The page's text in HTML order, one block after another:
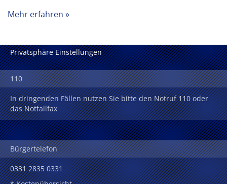
Mehr erfahren
Privatsphäre Einstellungen
110
In dringenden Fällen nutzen Sie bitte den Notruf 110 oder
das Notfallfax
Bürgertelefon
0331 2835 0331